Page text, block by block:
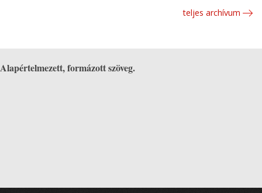
teljes archívum
Alapértelmezett, formázott szöveg.